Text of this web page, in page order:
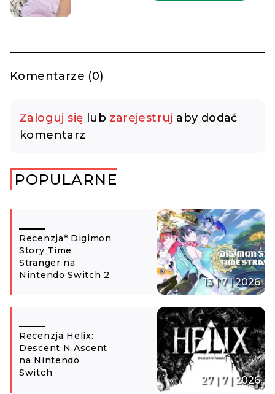
Komentarze (0)
Zaloguj się lub zarejestruj aby dodać
komentarz
POPULARNE
Recenzja* Digimon
Story Time
Stranger na
Nintendo Switch 2
13 | 7 | 2026
Recenzja Helix:
Descent N Ascent
na Nintendo
Switch
27 | 7 | 2026